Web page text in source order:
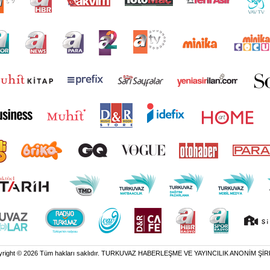
© 2026 Tüm hakları saklıdır. TURKUVAZ HABERLEŞME VE YAYINCILIK ANONİM